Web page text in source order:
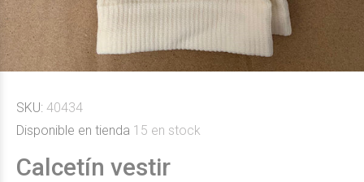
SKU: 40434
Disponible en tienda 15 en stock
Calcetín vestir